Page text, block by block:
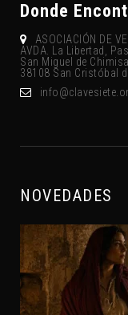
Donde
ASOCIACIÓN DE
AVDA. La Libertad,
San Miguel de
38108 San Cristóbal
NOVEDADES